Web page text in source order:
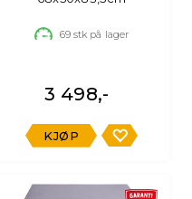
69stk på lager
3 498,-
KJØP